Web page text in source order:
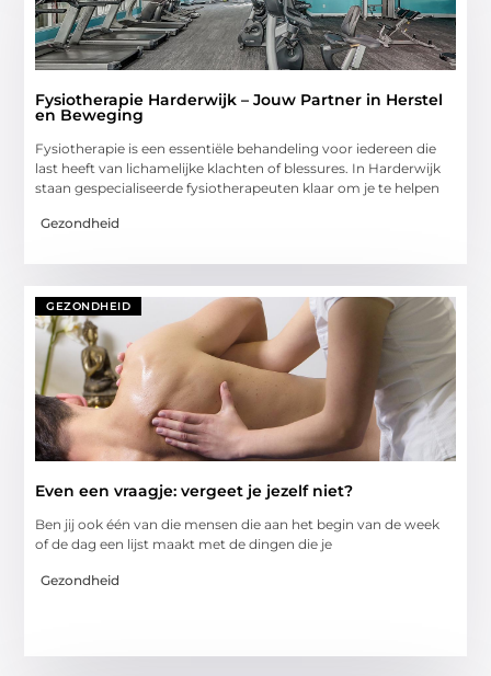
Fysiotherapie Harderwijk – Jouw Partner in Herstel
en Beweging
Fysiotherapie is een essentiële behandeling voor iedereen die
last heeft van lichamelijke klachten of blessures. In Harderwijk
staan gespecialiseerde fysiotherapeuten klaar om je te helpen
Gezondheid
GEZONDHEID
Even een vraagje: vergeet je jezelf niet?
Ben jij ook één van die mensen die aan het begin van de week
of de dag een lijst maakt met de dingen die je
Gezondheid